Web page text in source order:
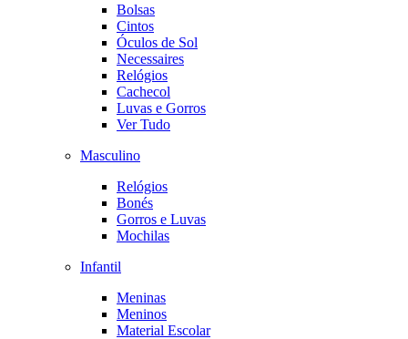
Bolsas
Cintos
Óculos de Sol
Necessaires
Relógios
Cachecol
Luvas e Gorros
Ver Tudo
Masculino
Relógios
Bonés
Gorros e Luvas
Mochilas
Infantil
Meninas
Meninos
Material Escolar